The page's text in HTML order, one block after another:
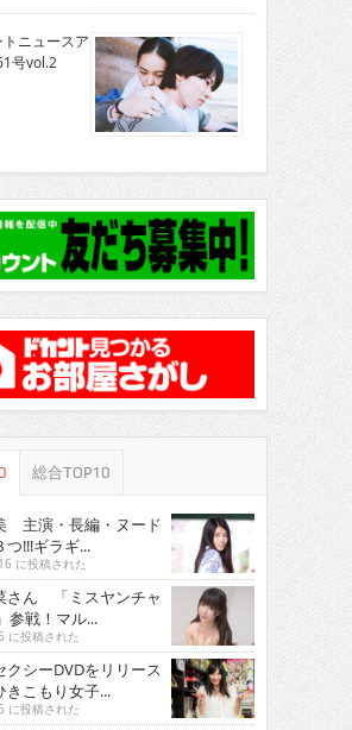
ニュースア
号vol.2
総合TOP10
主演・長編・ヌード
つ!!!ギラギ...
に投稿された
さん 「ミスヤンチャ
参戦！マル...
に投稿された
シーDVDをリリース
きこもり女子...
に投稿された